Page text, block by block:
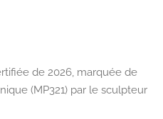
de 2026, marquée de
(MP321) par le sculpteur